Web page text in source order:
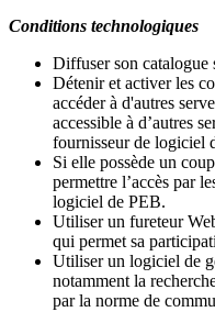
Conditions technologiques
Diffuser son catalogue
Détenir et activer les
accéder à d'autres
accessible à d’autres
fournisseur de logiciel
Si elle possède un
permettre l’accès par
logiciel de PEB.
Utiliser un fureteur
qui permet sa
Utiliser un logiciel de
notamment la
par la norme de